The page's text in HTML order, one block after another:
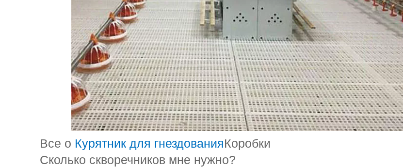
Все о Курятник для гнездованияКоробки
Сколько скворечников мне нужно?